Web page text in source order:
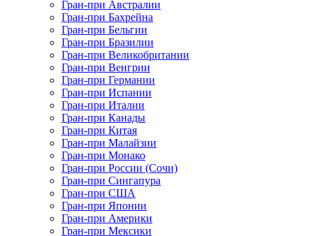
Гран-при Австралии
Гран-при Бахрейна
Гран-при Бельгии
Гран-при Бразилии
Гран-при Великобритании
Гран-при Венгрии
Гран-при Германии
Гран-при Испании
Гран-при Италии
Гран-при Канады
Гран-при Китая
Гран-при Малайзии
Гран-при Монако
Гран-при России (Сочи)
Гран-при Сингапура
Гран-при США
Гран-при Японии
Гран-при Америки
Гран-при Мексики